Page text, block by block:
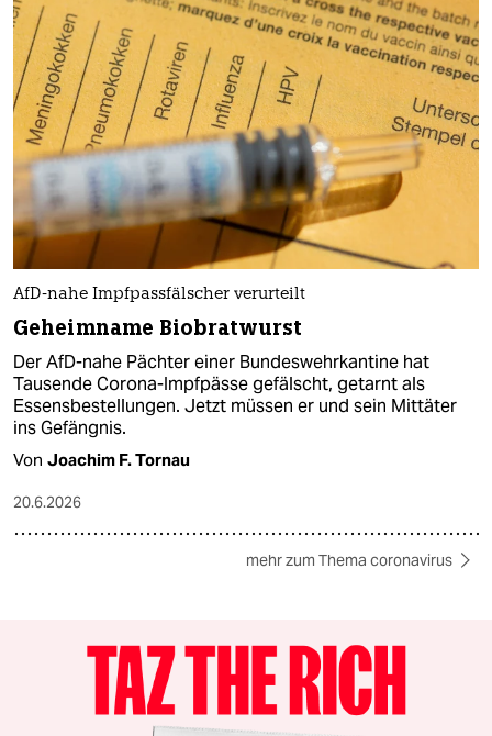
AfD-nahe Impfpassfälscher verurteilt
Geheimname Biobratwurst
Der AfD-nahe Pächter einer Bundeswehrkantine hat
Tausende Corona-Impfpässe gefälscht, getarnt als
Essensbestellungen. Jetzt müssen er und sein Mittäter
ins Gefängnis.
Von Joachim F. Tornau
20.6.2026
mehr zum Thema coronavirus